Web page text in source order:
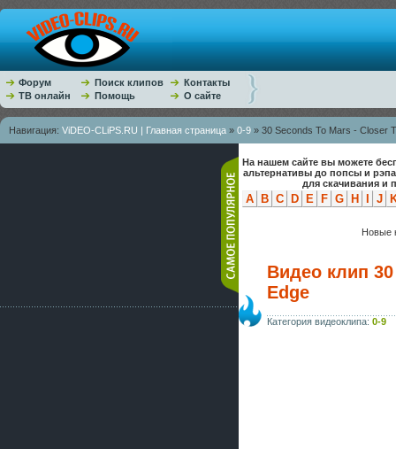
Форум Поиск клипов
Контакты
ТВ онлайн
Помощь О сайте
Навигация: ViDEO-CLiPS.RU | Главная страница » 0-9 » 30 Seconds To Mars - Closer
На нашем сайте вы можете
альтернативы до попсы и
для скачивания и
A B C D E F G H J
Новые
Видео клип
Edge
Категория видеоклипа: 0-9